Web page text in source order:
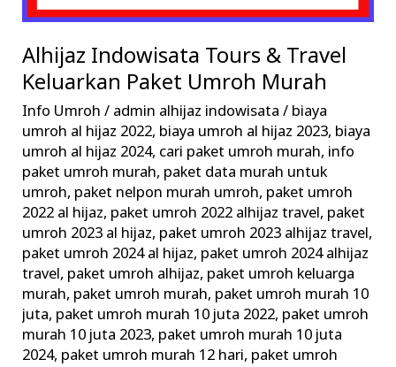
Alhijaz Indowisata Tours & Travel
Keluarkan Paket Umroh Murah
Info Umroh / admin alhijaz indowisata/ biaya
umroh al hijaz 2022, biaya umroh al hijaz 2023, biaya
umroh al hijaz 2024, cari paket umroh murah, info
paket umroh murah, paket data murah untuk
umroh, paket nelpon murah umroh, paket umroh
2022 al hijaz, paket umroh 2022 alhijaz travel, paket
umroh 2023 al hijaz, paket umroh 2023 alhijaz travel,
paket umroh 2024 al hijaz, paket umroh 2024 alhijaz
travel, paket umroh alhijaz, paket umroh keluarga
murah, paket umroh murah, paket umroh murah 10
juta, paket umroh murah 10 juta 2022, paket umroh
murah 10 juta 2023, paket umroh murah 10 juta
2024, paket umroh murah 12 hari, paket umroh